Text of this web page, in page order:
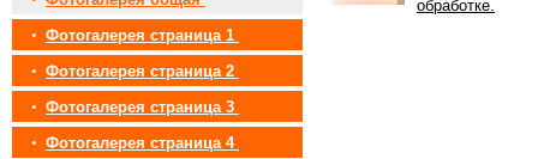
• Фотогалерея страница 1
• Фотогалерея страница 2
• Фотогалерея страница 3
• Фотогалерея страница 4
обработке.